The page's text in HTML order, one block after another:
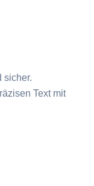
sicher.
Text mit